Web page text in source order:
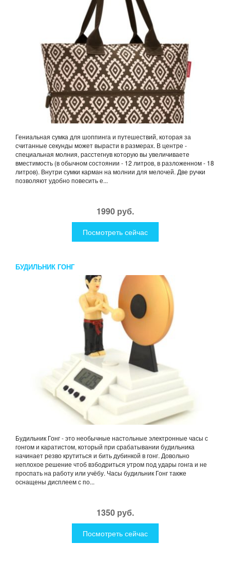
Гениальная сумка для шоппинга и путешествий, которая за
считанные секунды может вырасти в размерах. В центре -
специальная молния, расстегнув которую вы увеличиваете
вместимость (в обычном состоянии - 12 литров, в разложенном - 18
литров). Внутри сумки карман на молнии для мелочей. Две ручки
позволяют удобно повесить е...
1990 руб.
Посмотреть сейчас
БУДИЛЬНИК ГОНГ
Будильник Гонг - это необычные настольные электронные часы с
гонгом и каратистом, который при срабатывании будильника
начинает резво крутиться и бить дубинкой в гонг. Довольно
неплохое решение чтоб взбодриться утром под удары гонга и не
проспать на работу или учёбу. Часы будильник Гонг также
оснащены дисплеем с по...
1350 руб.
Посмотреть сейчас